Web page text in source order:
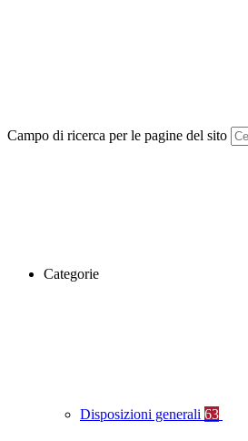
Campo di ricerca per le pagine del sito
Categorie
Disposizioni generali 63